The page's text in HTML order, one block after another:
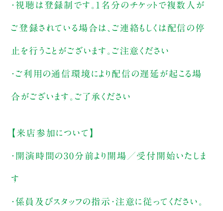
・視聴は登録制です。1名分のチケットで複数人が
ご登録されている場合は、ご連絡もしくは配信の停
止を行うことがございます。ご注意ください
・ご利用の通信環境により配信の遅延が起こる場
合がございます。ご了承ください
【来店参加について】
・開演時間の30分前より開場／受付開始いたしま
す
・係員及びスタッフの指示・注意に従ってください。